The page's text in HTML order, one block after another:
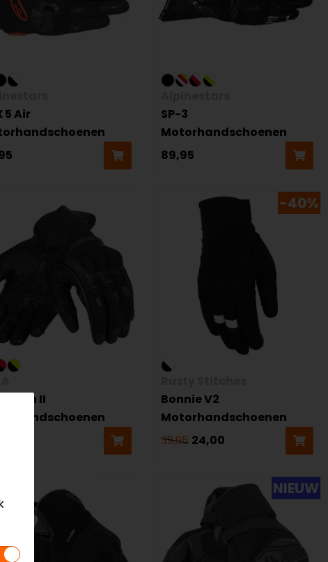
5 Air
SP-3
Motorhandschoenen
89,95
Mesh II
-40%
Bonnie V2
Motorhandschoenen
39,95 24,00
NIEUW